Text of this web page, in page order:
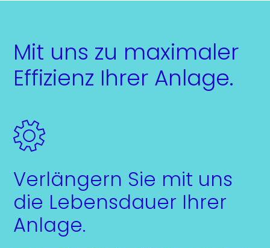
Mit uns zu maximaler
Effizienz Ihrer Anlage.
Verlängern Sie mit uns
die Lebensdauer Ihrer
Anlage.